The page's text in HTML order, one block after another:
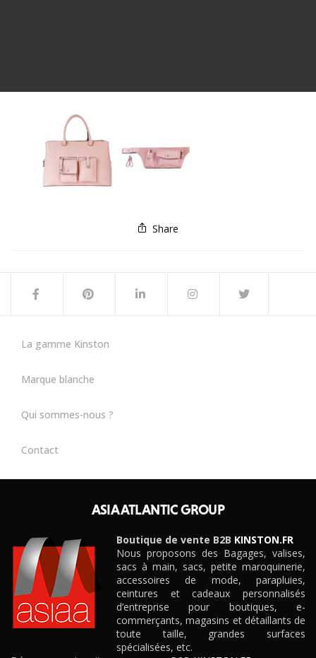
Share
La gamme Kinston
Marque blanche
Qui sommes-nous ?
Contact
ASIA ATLANTIC GROUP
Boutique de vente B2B KINSTON.FR
Nous proposons des Bagages, valises,
sacs à main, sacs, petite maroquinerie,
accessoires de mode, parapluies,
ceintures et cadeaux personnalisés
d’entreprise pour boutiques, e-
commerçants, magasins et détaillants de
toute taille, grandes surfaces
spécialisées, etc.